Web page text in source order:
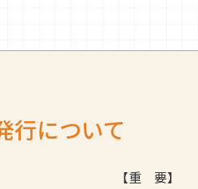
行について
【重 要】